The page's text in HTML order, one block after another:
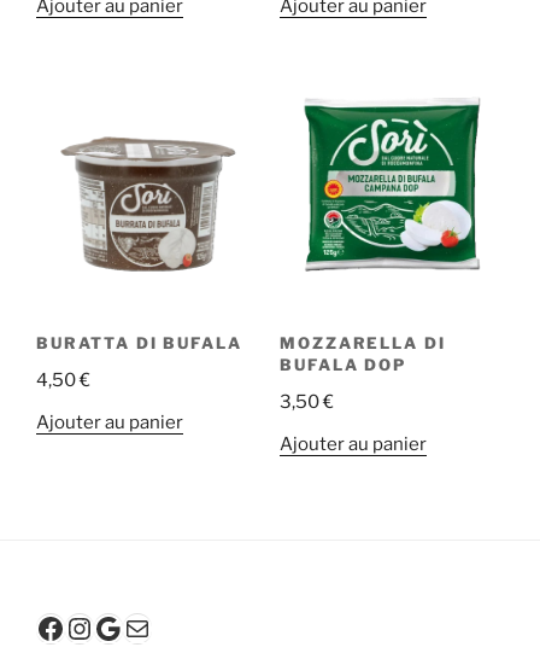
Ajouter au panier
Ajouter au panier
BURATTA DI BUFALA
4,50€
Ajouter au panier
MOZZARELLA DI
BUFALA DOP
3,50€
Ajouter au panier
Facebook
Instagram
Google
E-mail